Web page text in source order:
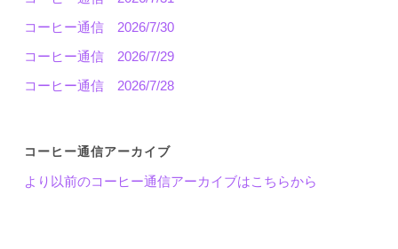
コーヒー通信 2026/7/30
コーヒー通信 2026/7/29
コーヒー通信 2026/7/28
コーヒー通信アーカイブ
より以前のコーヒー通信アーカイブはこちらから